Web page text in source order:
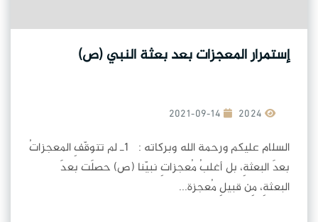
إستمرار المعجزات بعد بعثة النبي (ص)
2021-09-14
السلام عليكم ورحمة الله وبركاته : 1ـ لم تتوقّفِ المعجزاتُ
بعدَ البعثةِ، بل أغلبُ مُعجزاتِ نبيّنا (ص) حصلَت بعدَ
البعثةِ، مِن قبيلِ مُعجزة...